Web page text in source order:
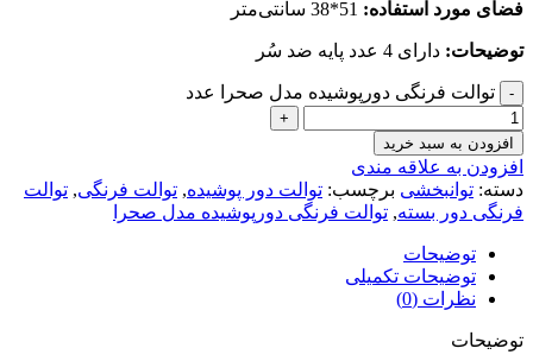
فضای مورد استفاده:
توضیحات: دارای 4 عدد پایه ضد سُر
توالت فرنگی دورپوشیده مدل صحرا عدد
افزودن به سبد خرید
افزودن به علاقه مندی
دسته: توانبخشی برچسب: توالت دور پوشیده, توالت فرنگی, توالت
فرنگی دور بسته, توالت فرنگی دورپوشیده مدل صحرا
توضیحات
توضیحات تکمیلی
نظرات (0)
توضیحات